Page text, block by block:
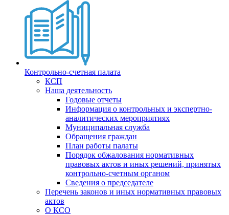
Контрольно-счетная палата
КСП
Наша деятельность
Годовые отчеты
Информация о контрольных и экспертно-
аналитических мероприятиях
Муниципальная служба
Обращения граждан
План работы палаты
Порядок обжалования нормативных
правовых актов и иных решений, принятых
контрольно-счетным органом
Сведения о председателе
Перечень законов и иных нормативных правовых
актов
О КСО